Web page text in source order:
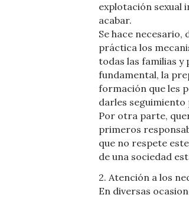
explotación sexual
acabar.
Se hace necesario,
práctica los
todas las familias y
fundamental, la
formación que les
darles seguimiento
Por otra parte,
primeros
que no respete
de una sociedad
2. Atención a los
En diversas